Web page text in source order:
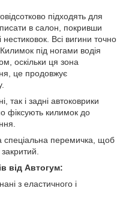
підходять для
в салон, покривши
Всі вигини точно
під ногами водія
оскільки ця зона
це продовжує
так і задні автоковрики
фіксують килимок до
спеціальна перемичка, щоб
від Автогум:
з еластичного і